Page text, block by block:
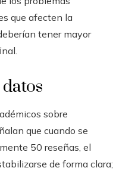
que afecten la
tener mayor
sobre
que cuando se
50 reseñas, el
de forma clara;